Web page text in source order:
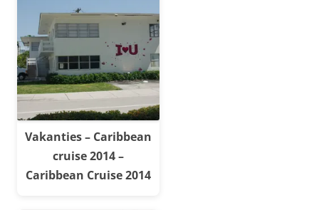
Vakanties – Caribbean
cruise 2014 –
Caribbean Cruise 2014